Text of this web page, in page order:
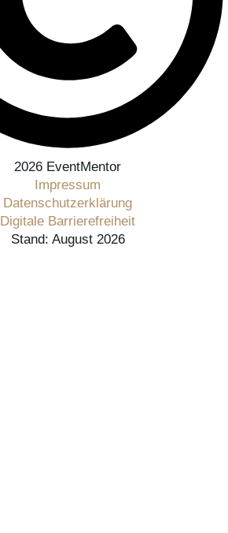
2026 EventMentor
Impressum
Datenschutzerklärung
Digitale Barrierefreiheit
Stand: August 2026